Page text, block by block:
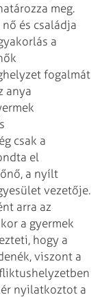
meg.
és családja
a
fogalmát
anya
csak a
el
a nyílt
vezetője.
arra az
a gyermek
hogy a
viszont a
nyilatkoztot a